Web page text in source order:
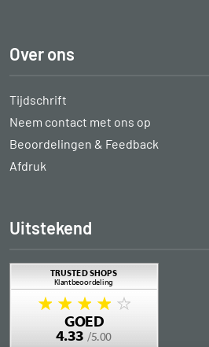
Over ons
Tijdschrift
Neem contact met ons op
Beoordelingen & Feedback
Afdruk
Uitstekend